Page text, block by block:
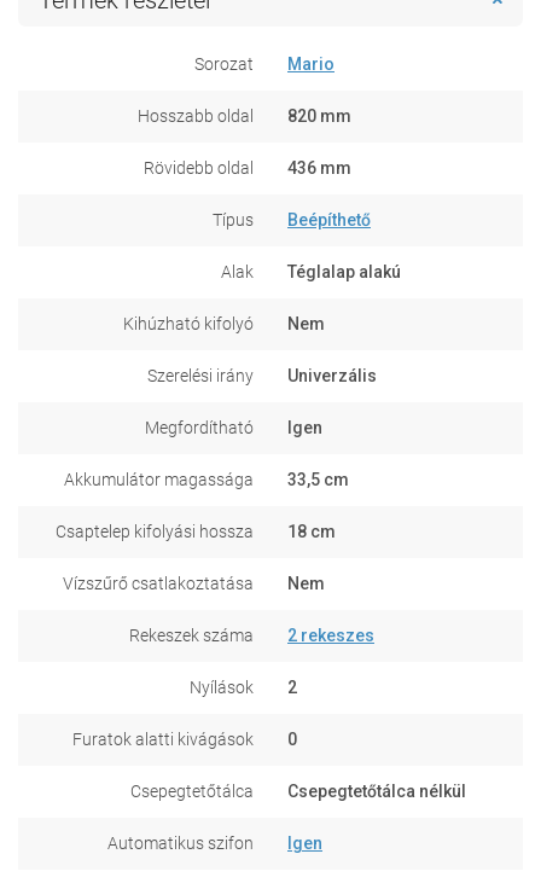
Sorozat Mario
Hosszabb oldal 820 mm
Rövidebb oldal 436 mm
Típus Beépíthető
Alak Téglalap alakú
Kihúzható kifolyó Nem
Szerelési irány Univerzális
Megfordítható Igen
Akkumulátor magassága 33,5 cm
Csaptelep kifolyási hossza 18 cm
Vízszűrő csatlakoztatása Nem
Rekeszek száma 2 rekeszes
Nyílások 2
Furatok alatti kivágások 0
Csepegtetőtálca Csepegtetőtálca nélkül
Automatikus szifon Igen